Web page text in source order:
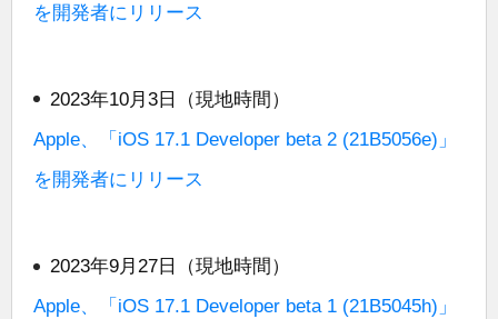
を開発者にリリース
2023年10月3日（現地時間）
Apple、「iOS 17.1 Developer beta 2 (21B5056e)」
を開発者にリリース
2023年9月27日（現地時間）
Apple、「iOS 17.1 Developer beta 1 (21B5045h)」